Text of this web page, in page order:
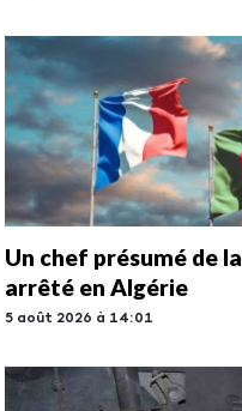
Un chef présumé de
arrêté en Algérie
5 août 2026 à 14:01